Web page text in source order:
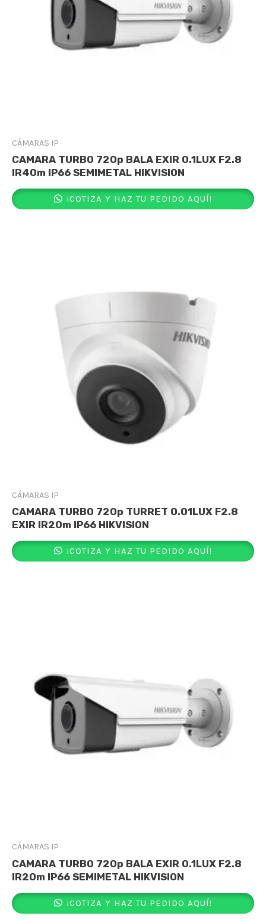
CÁMARAS IP
CAMARA TURBO 720p BALA EXIR 0.1LUX F2.8
IR40m IP66 SEMIMETAL HIKVISION
¡COTIZA Y HAZ TU PEDIDO AQUÍ!
CÁMARAS IP
CAMARA TURBO 720p TURRET 0.01LUX F2.8
EXIR IR20m IP66 HIKVISION
¡COTIZA Y HAZ TU PEDIDO AQUÍ!
CÁMARAS IP
CAMARA TURBO 720p BALA EXIR 0.1LUX F2.8
IR20m IP66 SEMIMETAL HIKVISION
¡COTIZA Y HAZ TU PEDIDO AQUÍ!